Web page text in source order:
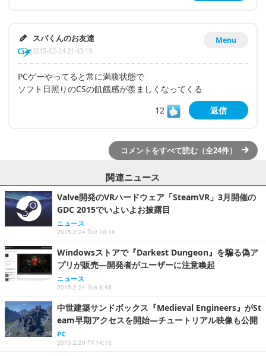
Menu
スパくんのお友達
2015-02-24 21:43:19
PCゲーやってると常に満腹状態で
ソフト日照りのCSの飢餓感が羨ましくなってくる
12
返信
コメントをすべて読む（全24件）
関連ニュース
Valve開発のVRハードウェア「SteamVR」3月開催の
GDC 2015でいよいよお披露目
ニュース
2015.2.24 Tue 10:16
Windowsストアで『Darkest Dungeon』を騙る偽ア
プリが販売―開発者がユーザーに注意喚起
ニュース
2015.2.24 Tue 8:48
中世建築サンドボックス『Medieval Engineers』がSt
eam早期アクセスを開始―チュートリアル映像も公開
PC
2015.2.20 Fri 14:13